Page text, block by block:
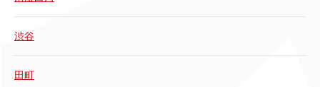
渋谷
田町